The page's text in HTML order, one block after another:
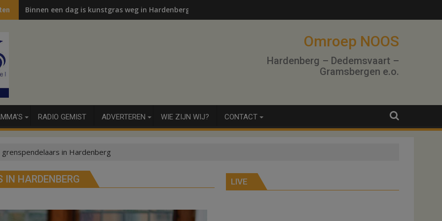
Binnen een dag is kunstgras weg in Hardenberg en Sibculo
Omroep NOOS
Hardenberg – Dedemsvaart –
Gramsbergen e.o.
RADIO GEMIST ADVERTEREN WIE ZIJN WIJ? CONTACT
in Hardenberg
IN HARDENBERG LIVE